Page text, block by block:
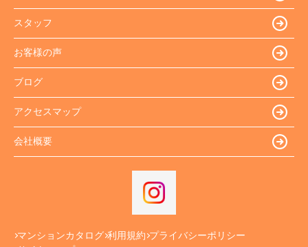
スタッフ
お客様の声
ブログ
アクセスマップ
会社概要
マンションカタログ 利用規約 プライバシーポリシー